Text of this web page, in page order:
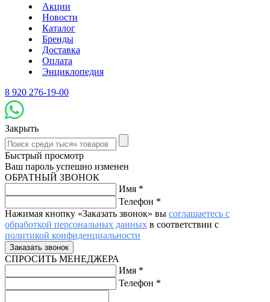
Акции
Новости
Каталог
Бренды
Доставка
Оплата
Энциклопедия
8 920 276-19-00
Закрыть
Быстрый просмотр
Ваш пароль успешно изменен
ОБРАТНЫЙ ЗВОНОК
Имя *
Телефон *
Нажимая кнопку «Заказать звонок» вы соглашаетесь с
обработкой персональных данных в соответствии с
политикой конфиденциальности
СПРОСИТЬ МЕНЕДЖЕРА
Имя *
Телефон *